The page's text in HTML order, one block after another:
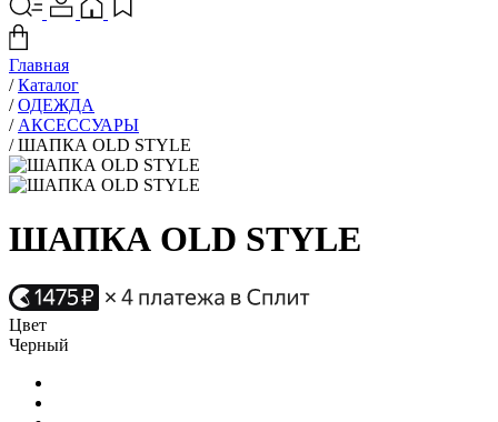
Главная
/ Каталог
/ ОДЕЖДА
/ АКСЕССУАРЫ
/ ШАПКА OLD STYLE
ШАПКА OLD STYLE
Цвет
Черный